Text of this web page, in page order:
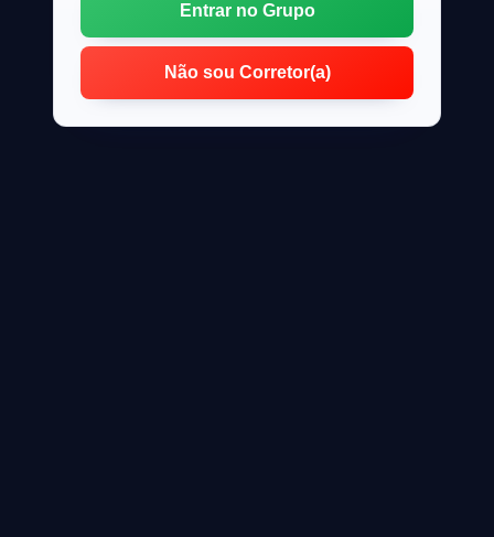
Entrar no Grupo
Não sou Corretor(a)